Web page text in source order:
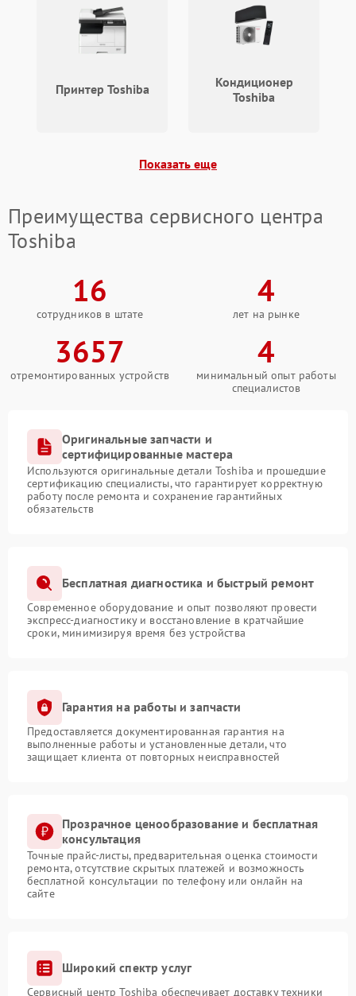
Принтер Toshiba
Кондиционер
Toshiba
Показать еще
Преимущества сервисного центра
Toshiba
16
сотрудников в штате
4
лет на рынке
3657
отремонтированных устройств
4
минимальный опыт работы
специалистов
Оригинальные запчасти и
сертифицированные мастера
Используются оригинальные детали Toshiba и прошедшие
сертификацию специалисты, что гарантирует корректную
работу после ремонта и сохранение гарантийных
обязательств
Бесплатная диагностика и быстрый ремонт
Современное оборудование и опыт позволяют провести
экспресс-диагностику и восстановление в кратчайшие
сроки, минимизируя время без устройства
Гарантия на работы и запчасти
Предоставляется документированная гарантия на
выполненные работы и установленные детали, что
защищает клиента от повторных неисправностей
Прозрачное ценообразование и бесплатная
консультация
Точные прайс-листы, предварительная оценка стоимости
ремонта, отсутствие скрытых платежей и возможность
бесплатной консультации по телефону или онлайн на
сайте
Широкий спектр услуг
Сервисный центр Toshiba обеспечивает доставку техники